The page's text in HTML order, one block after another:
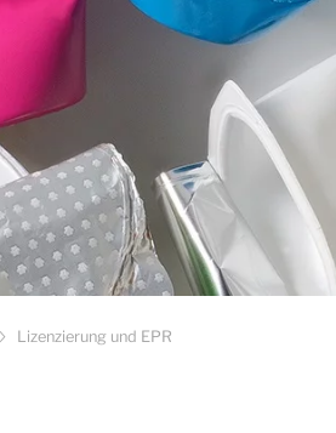
Lizenzierung und EPR